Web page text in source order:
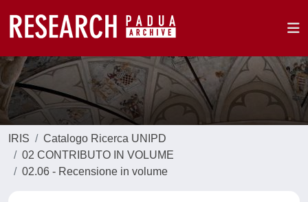
IRIS
Catalogo Ricerca UNIPD
02 CONTRIBUTO IN VOLUME
02.06 - Recensione in volume